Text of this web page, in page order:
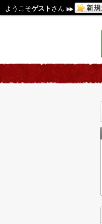
ようこそゲスト さん